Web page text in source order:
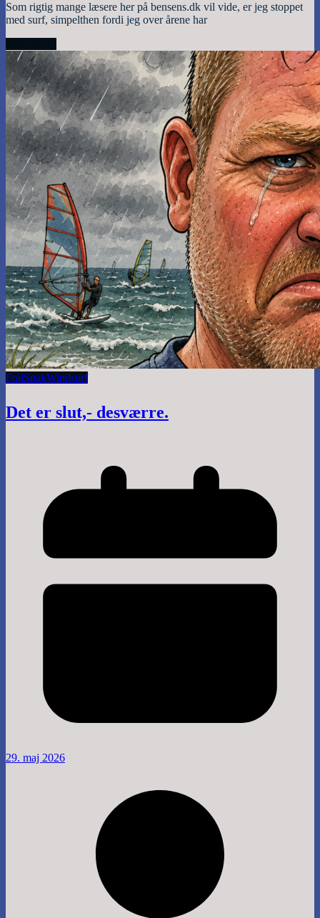
Som rigtig mange læsere her på bensens.dk vil vide, er jeg stoppet
med surf, simpelthen fordi jeg over årene har
FoilSnakWindsurf
Det er slut,- desværre.
29. maj 2026